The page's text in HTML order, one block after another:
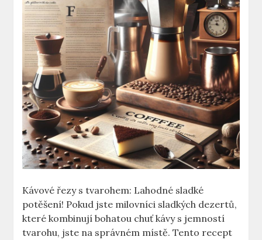
Kávové řezy s tvarohem: Lahodné sladké
potěšení! Pokud jste milovníci sladkých dezertů,
které kombinují bohatou chuť kávy s jemností
tvarohu, jste na správném místě. Tento recept